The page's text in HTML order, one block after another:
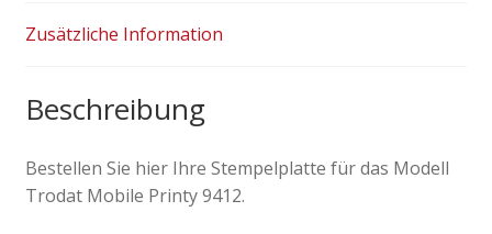
Zusätzliche Information
Beschreibung
Bestellen Sie hier Ihre Stempelplatte für das Modell
Trodat Mobile Printy 9412.